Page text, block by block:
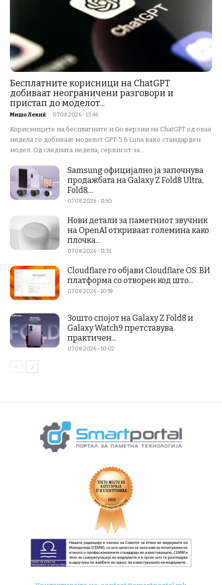
Бесплатните корисници на ChatGPT
добиваат неограничени разговори и
пристап до моделот...
Мишо Лекиќ - 07.08.2026 - 13:46
Корисниците на бесплатните и Go верзии на ChatGPT од оваа
недела го добиваат моделот GPT-5.6 Luna како стандарден
модел. Од следната недела, сервисот за...
Samsung официјално ја започнува
продажбата на Galaxy Z Fold8 Ultra,
Fold8,...
07.08.2026 - 11:50
Нови детали за паметниот звучник
на OpenAI откриваат големина како
плочка...
07.08.2026 - 11:31
Cloudflare го објави Cloudflare OS: ВИ
платформа со отворен код што...
07.08.2026 - 10:59
Зошто спојот на Galaxy Z Fold8 и
Galaxy Watch9 претставува
практичен...
07.08.2026 - 10:02